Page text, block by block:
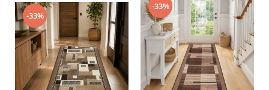
-33%
-33%